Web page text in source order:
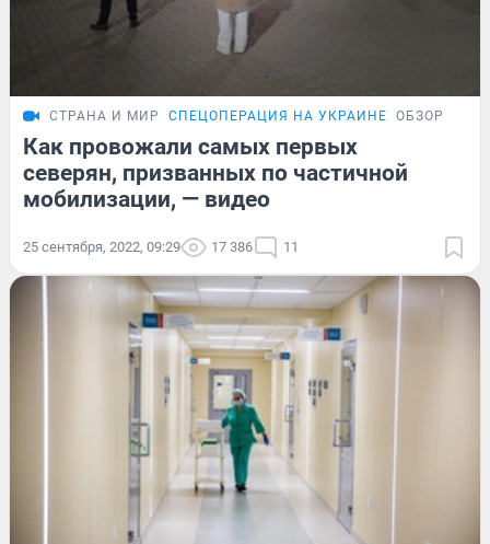
СТРАНА И МИР СПЕЦОПЕРАЦИЯ НА УКРАИНЕ ОБЗОР
Как провожали самых первых
северян, призванных по частичной
мобилизации, — видео
25 сентября, 2022, 09:29 17 386 11